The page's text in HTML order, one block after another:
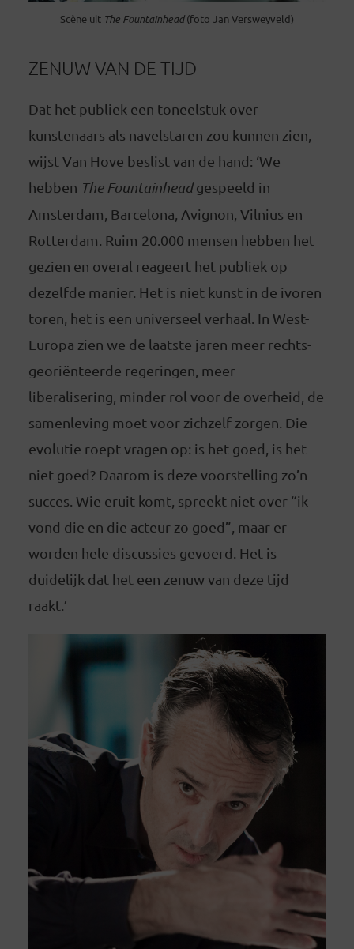
Scène uit The Fountainhead(foto Jan Versweyveld)
ZENUW VAN DE TIJD
Dat het publiek een toneelstuk over
kunstenaars als navelstaren zou kunnen zien,
wijst Van Hove beslist van de hand: ‘We
hebben The Fountainheadgespeeld in
Amsterdam, Barcelona, Avignon, Vilnius en
Rotterdam. Ruim 20.000 mensen hebben het
gezien en overal reageert het publiek op
dezelfde manier. Het is niet kunst in de ivoren
toren, het is een universeel verhaal. In West-
Europa zien we de laatste jaren meer rechts-
georiënteerde regeringen, meer
liberalisering, minder rol voor de overheid, de
samenleving moet voor zichzelf zorgen. Die
evolutie roept vragen op: is het goed, is het
niet goed? Daarom is deze voorstelling zo’n
succes. Wie eruit komt, spreekt niet over “ik
vond die en die acteur zo goed”, maar er
worden hele discussies gevoerd. Het is
duidelijk dat het een zenuw van deze tijd
raakt.’